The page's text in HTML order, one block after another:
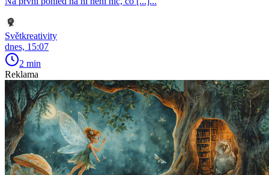
Světkreativity
dnes, 15:07
2 min
Reklama